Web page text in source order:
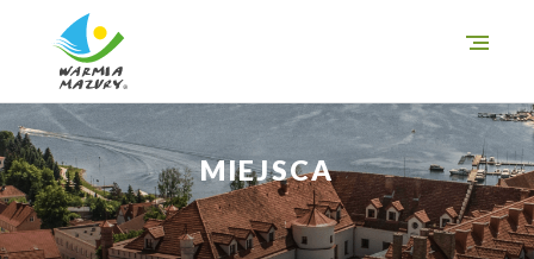
O szlakach
Miejsca
Trasy
MIEJSCA